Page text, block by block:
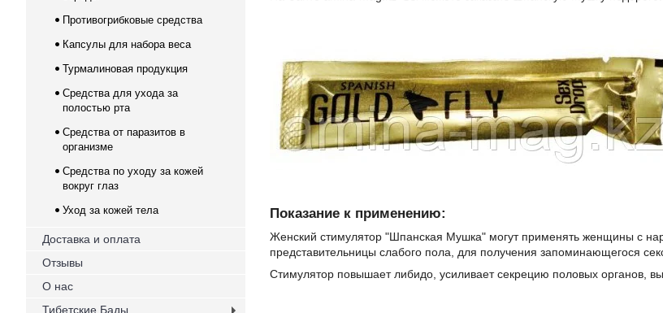
Показание к применению:
Женский стимулятор "Шпанская Мушка" могут применять женщины с
представительницы слабого пола, для получения запоминающегося
Стимулятор повышает либидо, усиливает секрецию половых органов,
Противогрибковые средства
Капсулы для набора веса
Турмалиновая продукция
Средства для ухода за
полостью рта
Средства от паразитов в
организме
Средства по уходу за кожей
вокруг глаз
Уход за кожей тела
Доставка и оплата
Отзывы
О нас
Тибетские Бады